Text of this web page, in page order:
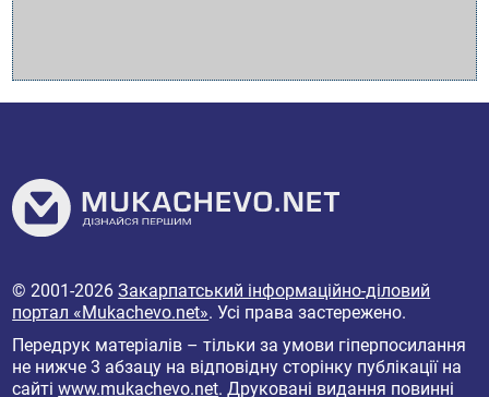
© 2001-2026Закарпатський інформаційно-діловий
портал «Mukachevo.net». Усі права застережено.
Передрук матеріалів – тільки за умови гіперпосилання
не нижче 3 абзацу на відповідну сторінку публікації на
сайтіwww.mukachevo.net. Друковані видання повинні